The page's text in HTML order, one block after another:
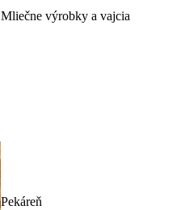
Mliečne výrobky a vajcia
Pekáreň